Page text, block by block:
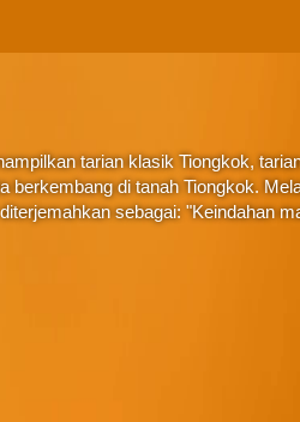
tarian klasik Tiongkok,
berkembang di tanah Tiongkok.
sebagai: "Keindahan